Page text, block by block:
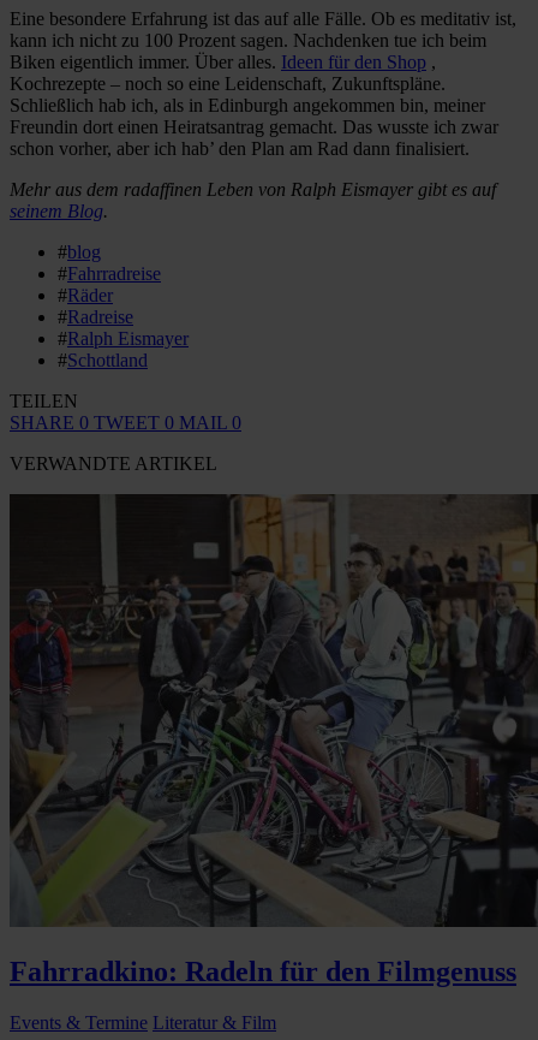
Eine besondere Erfahrung ist das auf alle Fälle. Ob es meditativ ist,
kann ich nicht zu 100 Prozent sagen. Nachdenken tue ich beim
Biken eigentlich immer. Über alles. Ideen für den Shop ,
Kochrezepte – noch so eine Leidenschaft, Zukunftspläne.
Schließlich hab ich, als in Edinburgh angekommen bin, meiner
Freundin dort einen Heiratsantrag gemacht. Das wusste ich zwar
schon vorher, aber ich hab’ den Plan am Rad dann finalisiert.
Mehr aus dem radaffinen Leben von Ralph Eismayer gibt es auf
seinem Blog.
#blog
#Fahrradreise
#Räder
#Radreise
#Ralph Eismayer
#Schottland
TEILEN
SHARE 0 TWEET 0 MAIL 0
VERWANDTE ARTIKEL
Fahrradkino: Radeln für den Filmgenuss
Events & Termine Literatur & Film